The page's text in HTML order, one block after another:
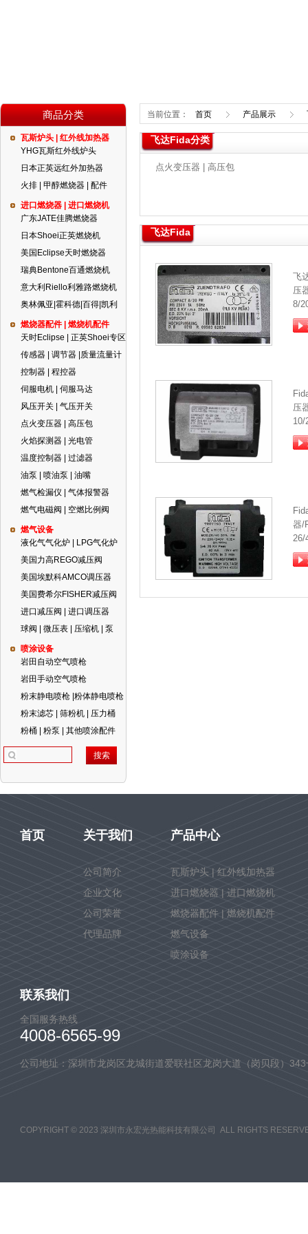
商品分类
瓦斯炉头 | 红外线加热器
YHG瓦斯红外线炉头
日本正英远红外加热器
火排 | 甲醇燃烧器 | 配件
进口燃烧器 | 进口燃烧机
广东JATE佳腾燃烧器
日本Shoei正英燃烧机
美国Eclipse天时燃烧器
瑞典Bentone百通燃烧机
意大利Riello利雅路燃烧机
奥林佩亚|霍科德|百得|凯利
燃烧器配件 | 燃烧机配件
天时Eclipse | 正英Shoei专区
传感器 | 调节器 |质量流量计
控制器 | 程控器
伺服电机 | 伺服马达
风压开关 | 气压开关
点火变压器 | 高压包
火焰探测器 | 光电管
温度控制器 | 过滤器
油泵 | 喷油泵 | 油嘴
燃气检漏仪 | 气体报警器
燃气电磁阀 | 空燃比例阀
燃气设备
液化气气化炉 | LPG气化炉
美国力高REGO减压阀
美国埃默科AMCO调压器
美国费希尔FISHER减压阀
进口减压阀 | 进口调压器
球阀 | 微压表 | 压缩机 | 泵
喷涂设备
岩田自动空气喷枪
岩田手动空气喷枪
粉末静电喷枪 |粉体静电喷枪
粉末滤芯 | 筛粉机 | 压力桶
粉桶 | 粉泵 | 其他喷涂配件
当前位置： 首页 产品展示
飞达Fida分类
点火变压器 | 高压包
飞达Fida
飞
压
8/
压
10/
器/
26/
首页 关于我们
公司简介
企业文化
公司荣誉
代理品牌
产品中心
瓦斯炉头 | 红外线加热器
进口燃烧器 | 进口燃烧机
燃烧器配件 | 燃烧机配件
燃气设备
喷涂设备
联系我们
全国服务热线
4008-6565-99
公司地址：深圳市龙岗区龙城街道爱联社区龙岗大道（岗贝段）343
COPYRIGHT © 2023 深圳市永宏光热能科技有限公司 ALL RIGHTS